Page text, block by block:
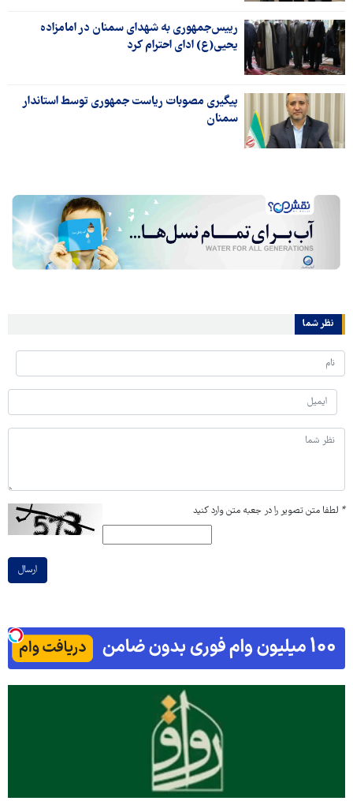
رییس‌جمهوری به شهدای سمنان در امامزاده
یحیی(ع) ادای احترام کرد
پیگیری مصوبات ریاست جمهوری توسط استاندار
سمنان
نظر شما
* لطفا متن تصویر را در جعبه متن وارد کنید
ارسال